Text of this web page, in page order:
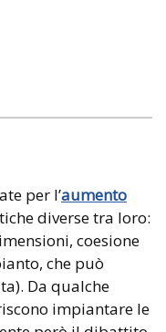
per l’aumento
diverse tra loro:
coesione
che può
Da qualche
impiantare le